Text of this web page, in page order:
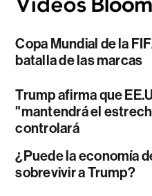
Copa Mundial de la
batalla de las marcas
Trump afirma que
"mantendrá el
controlará
¿Puede la economía
sobrevivir a Trump?